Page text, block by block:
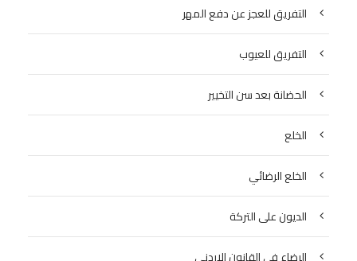
التفريق للعجز عن دفع المهر
التفريق للعيوب
الحضانة بعد سن التخيير
الخلع
الخلع الرضائي
الديون على التركة